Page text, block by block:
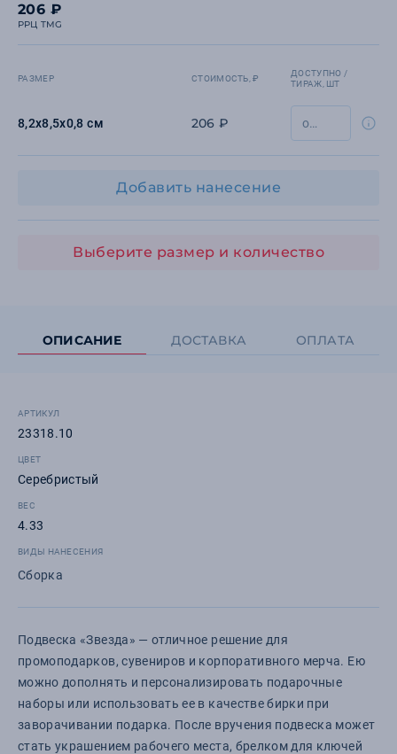
206 ₽
РРЦ TMG
РАЗМЕР СТОИМОСТЬ, ₽
ДОСТУПНО /
ТИРАЖ, ШТ
8,2x8,5x0,8 см 206 ₽
Добавить нанесение
Выберите размер и количество
ОПИСАНИЕ ДОСТАВКА ОПЛАТА
АРТИКУЛ
23318.10
ЦВЕТ
Серебристый
ВЕС
4.33
ВИДЫ НАНЕСЕНИЯ
Сборка
Подвеска «Звезда» — отличное решение для
промоподарков, сувениров и корпоративного мерча. Ею
можно дополнять и персонализировать подарочные
наборы или использовать ее в качестве бирки при
заворачивании подарка. После вручения подвеска может
стать украшением рабочего места, брелком для ключей